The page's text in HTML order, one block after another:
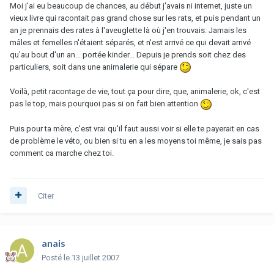
Moi j'ai eu beaucoup de chances, au début j'avais ni internet, juste un
vieux livre qui racontait pas grand chose sur les rats, et puis pendant un
an je prennais des rates à l'aveuglette là où j'en trouvais. Jamais les
mâles et femelles n'étaient séparés, et n'est arrivé ce qui devait arrivé
qu'au bout d'un an... portée kinder... Depuis je prends soit chez des
particuliers, soit dans une animalerie qui sépare
Voilà, petit racontage de vie, tout ça pour dire, que, animalerie, ok, c'est
pas le top, mais pourquoi pas si on fait bien attention
Puis pour ta mère, c'est vrai qu'il faut aussi voir si elle te payerait en cas
de problème le véto, ou bien si tu en a les moyens toi même, je sais pas
comment ca marche chez toi.
Citer
anais
Posté le 13 juillet 2007